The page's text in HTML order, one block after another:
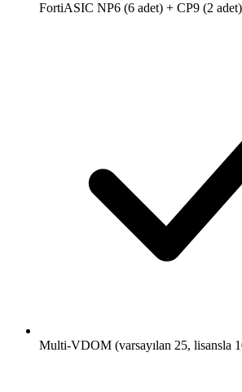
FortiASIC NP6 (6 adet) + CP9 (2 adet)
Multi-VDOM (varsayılan 25, lisansla